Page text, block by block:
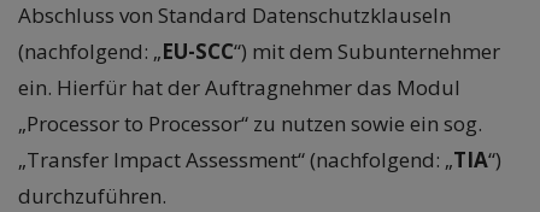
Abschluss von Standard Datenschutzklauseln
(nachfolgend: „EU-SCC“) mit dem Subunternehmer
ein. Hierfür hat der Auftragnehmer das Modul
„Processor to Processor“ zu nutzen sowie ein sog.
„Transfer Impact Assessment“ (nachfolgend: „TIA“)
durchzuführen.